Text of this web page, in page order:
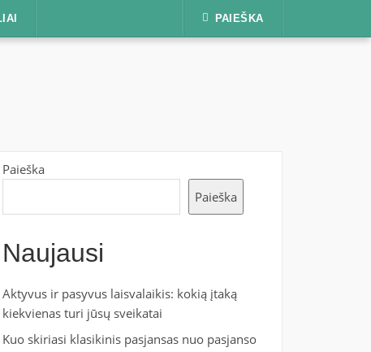
PAIEŠKA
Paieška
Paieška
Naujausi
Aktyvus ir pasyvus laisvalaikis: kokią įtaką
kiekvienas turi jūsų sveikatai
Kuo skiriasi klasikinis pasjansas nuo pasjanso